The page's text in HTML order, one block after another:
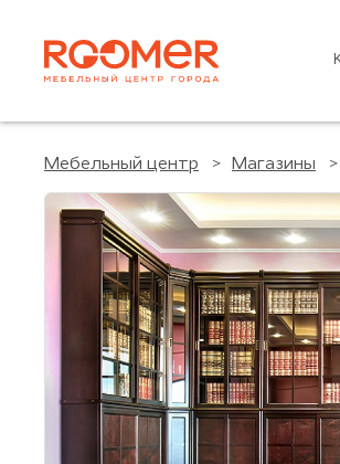
Мебельный центр Магазины